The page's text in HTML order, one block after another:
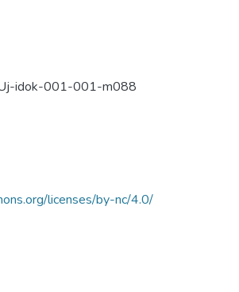
idok-001-001-m088
licenses/by-nc/4.0/